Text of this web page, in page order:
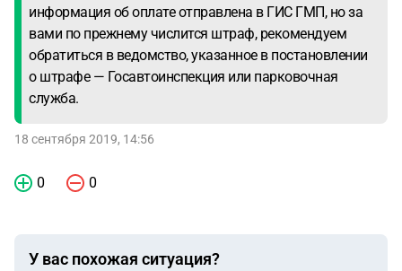
информация об оплате отправлена в ГИС ГМП, но за
вами по прежнему числится штраф, рекомендуем
обратиться в ведомство, указанное в постановлении
о штрафе — Госавтоинспекция или парковочная
служба.
18 сентября 2019, 14:56
0 0
У вас похожая ситуация?